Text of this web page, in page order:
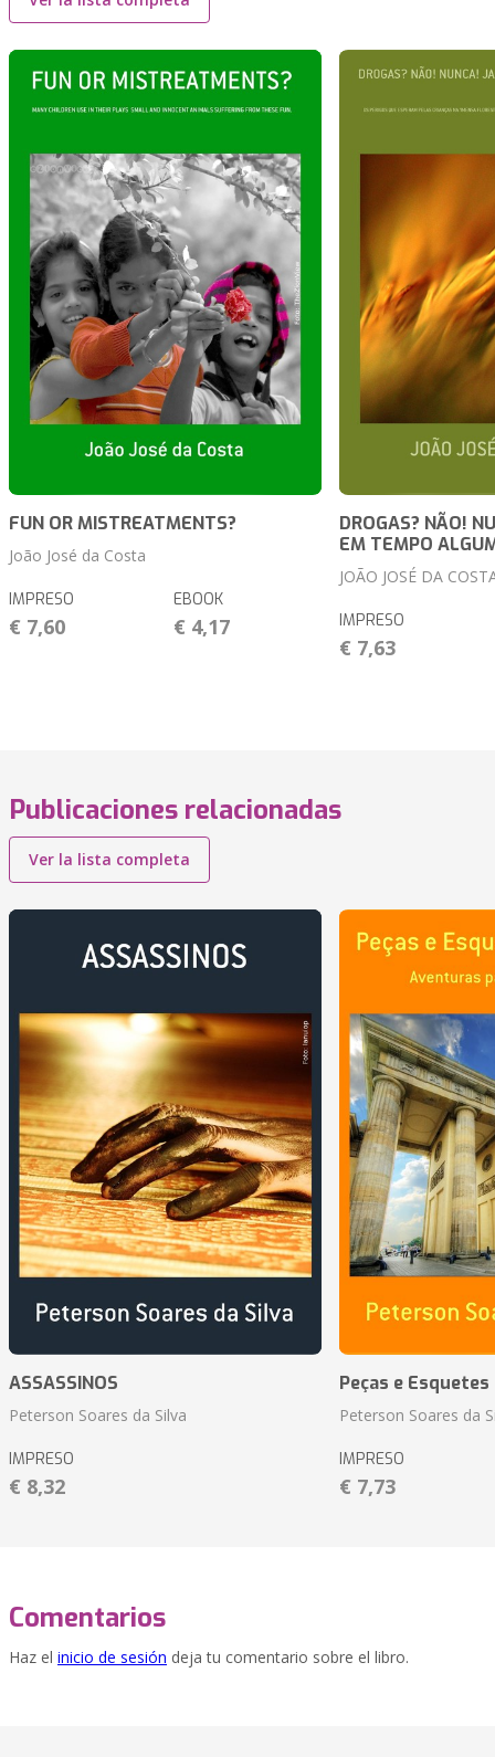
FUN OR MISTREATMENTS?
João José da Costa
IMPRESO
€ 7,60
EBOOK
€ 4,17
DROGAS? NÃO!
EM TEMPO
JOÃO JOSÉ DA
IMPRESO
€ 7,63
Publicaciones relacionadas
Ver la lista completa
ASSASSINOS
Peterson Soares da Silva
IMPRESO
€ 8,32
Peças e
Peterson Soares da
IMPRESO
€ 7,73
Comentarios
Haz el inicio de sesión deja tu comentario sobre el libro.